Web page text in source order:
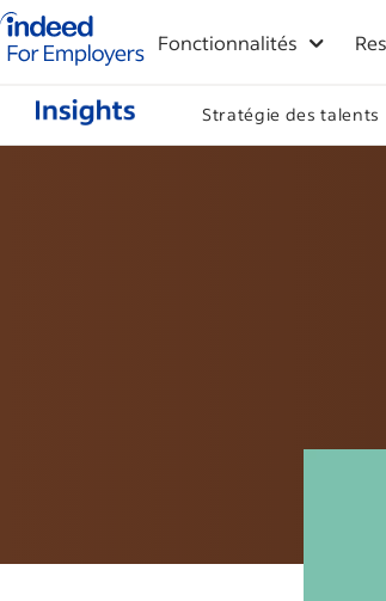
Logo Indeed - Entreprises
Fonctionnalités
Stratégie des talents